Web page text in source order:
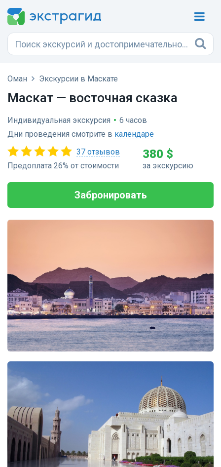
Оман Экскурсии в Маскате
Маскат — восточная сказка
Индивидуальная экскурсия • 6 часов
Дни проведения смотрите в календаре
37 отзывов
Предоплата 26% от стоимости
380 $
за экскурсию
Забронировать